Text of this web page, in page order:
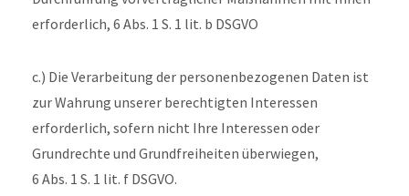
erforderlich, 6 Abs. 1 S. 1 lit. b DSGVO
c.) Die Verarbeitung der personenbezogenen Daten ist
zur Wahrung unserer berechtigten Interessen
erforderlich, sofern nicht Ihre Interessen oder
Grundrechte und Grundfreiheiten überwiegen,
6 Abs. 1 S. 1 lit. f DSGVO.